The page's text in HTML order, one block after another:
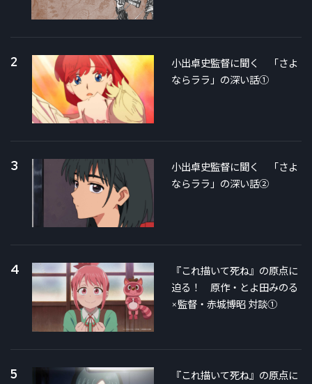
2
小出卓史監督に聞く 「さよ
ならララ」の深い話①
3
小出卓史監督に聞く 「さよ
ならララ」の深い話②
4
『これ描いて死ね』の原点に
迫る！ 原作・とよ田みのる
×監督・赤城博昭 対談①
5
『これ描いて死ね』の原点に